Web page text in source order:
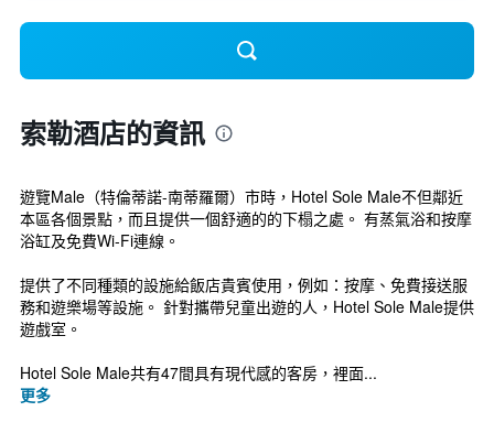
索勒酒店的資訊
遊覽Male（特倫蒂諾-南蒂羅爾）市時，Hotel Sole Male不但鄰近
本區各個景點，而且提供一個舒適的的下榻之處。 有蒸氣浴和按摩
浴缸及免費Wi-Fi連線。
提供了不同種類的設施給飯店貴賓使用，例如：按摩、免費接送服
務和遊樂場等設施。 針對攜帶兒童出遊的人，Hotel Sole Male提供
遊戲室。
Hotel Sole Male共有47間具有現代感的客房，裡面...
更多